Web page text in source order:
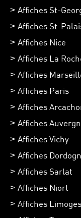
Affiches St-
Affiches St-
Affiches Nice
Affiches La
Affiches
Affiches Paris
Affiches
Affiches
Affiches Vichy
Affiches
Affiches Sarlat
Affiches Niort
Affiches Limoges